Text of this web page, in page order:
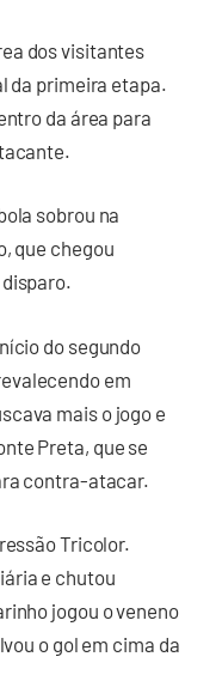
dos visitantes
da primeira etapa.
da área para
sobrou na
que chegou
do segundo
em
mais o jogo e
Preta, que se
contra-atacar.
Tricolor.
e chutou
jogou o veneno
o gol em cima da